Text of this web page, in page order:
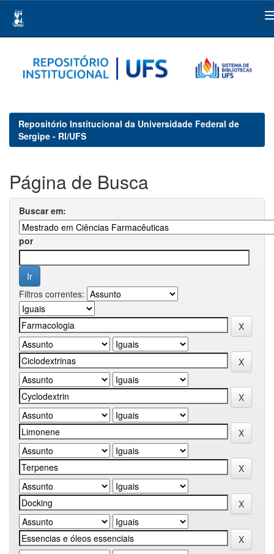
navigation
Repositório Institucional da Universidade Federal de
Sergipe - RI/UFS
Página de Busca
Buscar em:
por
Filtros correntes: